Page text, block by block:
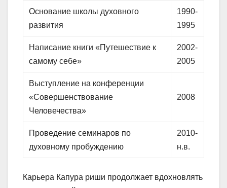
Основание школы духовного
развития
1990-
1995
Написание книги «Путешествие к
самому себе»
2002-
2005
Выступление на конференции
«Совершенствование
Человечества»
2008
Проведение семинаров по
духовному пробуждению
2010-
н.в.
Карьера Капура риши продолжает вдохновлять